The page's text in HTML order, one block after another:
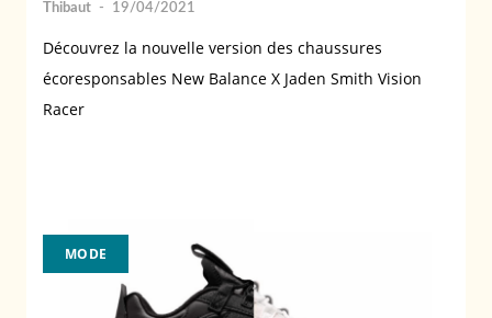
Thibaut - 19/04/2021
Découvrez la nouvelle version des chaussures
écoresponsables New Balance X Jaden Smith Vision
Racer
MODE